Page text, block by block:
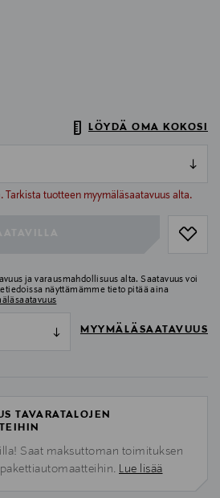
LÖYDÄ OMA KOKOSI
Tarkista tuotteen myymäläsaatavuus alta.
ja varausmahdollisuus alta. Saatavuus voi
näyttämämme tieto pitää aina
MYYMÄLÄSAATAVUUS
TAVARATALOJEN
Saat maksuttoman toimituksen
Lue lisää